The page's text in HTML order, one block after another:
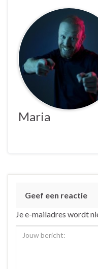
Maria
Geef een reactie
Je e-mailadres wordt